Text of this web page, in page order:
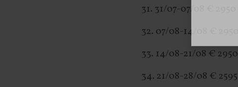
31. 31/07-07/08 € 2950
32. 07/08-14/08 € 2950
33. 14/08-21/08 € 2950
34. 21/08-28/08 € 2595